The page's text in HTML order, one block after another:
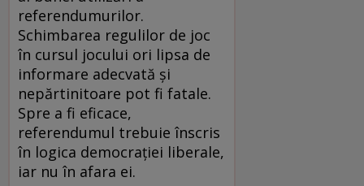
referendumurilor.
Schimbarea regulilor de joc
în cursul jocului ori lipsa de
informare adecvată şi
nepărtinitoare pot fi fatale.
Spre a fi eficace,
referendumul trebuie înscris
în logica democraţiei liberale,
iar nu în afara ei.